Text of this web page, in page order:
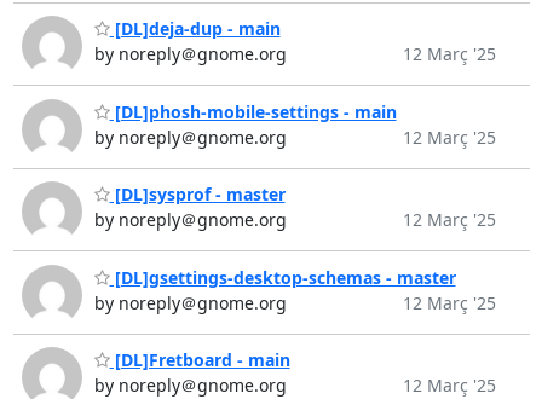
[DL]deja-dup - main
by noreply＠gnome.org
12 Març '25
[DL]phosh-mobile-settings - main
by noreply＠gnome.org
12 Març '25
[DL]sysprof - master
by noreply＠gnome.org
12 Març '25
[DL]gsettings-desktop-schemas - master
by noreply＠gnome.org
12 Març '25
[DL]Fretboard - main
by noreply＠gnome.org
12 Març '25